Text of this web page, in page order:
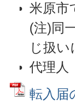
米原市
(注)同
じ扱い
代理人
転入届